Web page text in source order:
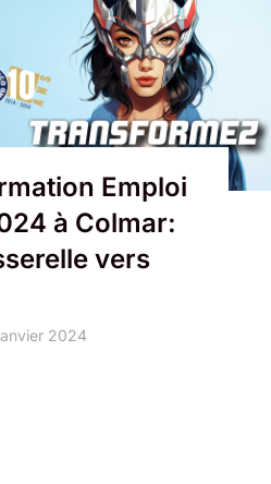
Emploi
à Colmar:
vers
2024